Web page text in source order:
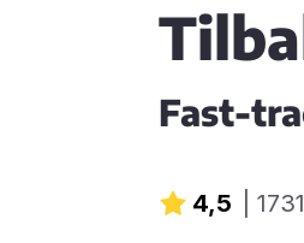
Fast-
4,5